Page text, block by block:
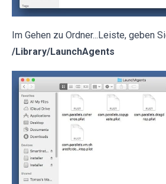
Im Gehen zu Ordner...Leiste, geben
/Library/LaunchAgents